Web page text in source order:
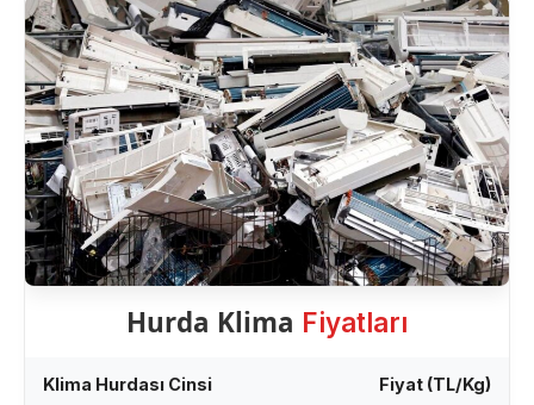
Hurda Klima Fiyatları
Klima Hurdası Cinsi Fiyat (TL/Kg)